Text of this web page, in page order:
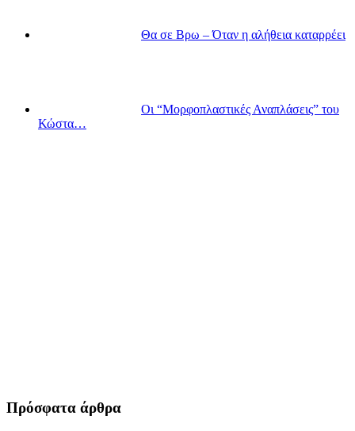
Θα σε Βρω – Όταν η αλήθεια καταρρέει
Οι “Μορφοπλαστικές Αναπλάσεις” του
Κώστα…
Πρόσφατα άρθρα